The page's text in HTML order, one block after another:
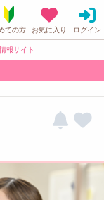
報サイト